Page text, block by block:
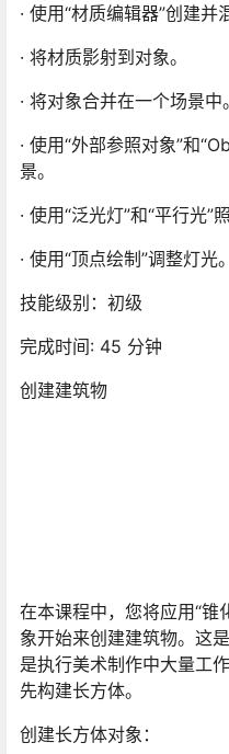
· 使用“材质编辑器”创建并
· 将材质影射到对象。
· 将对象合并在一个场景中。
· 使用“外部参照对象”和
景。
· 使用“泛光灯”和“平行光”
· 使用“顶点绘制”调整灯光。
技能级别：初级
完成时间: 45 分钟
创建建筑物
在本课程中，您将应用“锥
象开始来创建建筑物。这
是执行美术制作中大量工
先构建长方体。
创建长方体对象：